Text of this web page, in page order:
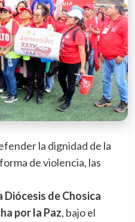
la dignidad de la
de violencia, las
Diócesis de Chosica
por la Paz, bajo el